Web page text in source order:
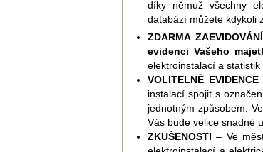
díky němuž všechny
databází můžete kdykoli
ZDARMA
evidenci Vašeho
elektroinstalací a statistik
VOLITELNĚ
instalací spojit s
jednotným způsobem.
Vás bude velice snadné
ZKUŠENOSTI – Ve